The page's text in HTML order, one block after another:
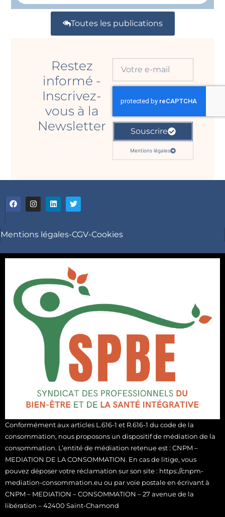
Toutes les publications
Restez
informé -
Inscrivez-
vous à la
Newsletter
Souscrire
Mentions légales
Mentions légales-CGV-Cookies
Conformément aux articles L.616-1 et R.616-1 du code de la
consommation, nous proposons un dispositif de médiation de la
consommation. L’entité de médiation retenue est : CNPM –
MEDIATION DE LA CONSOMMATION. En cas de litige, vous
pouvez déposer votre réclamation sur son site : https://cnpm-
mediation-consommation.eu ou par voie postale en écrivant à
CNPM – MEDIATION – CONSOMMATION – 27 avenue de la
libération – 42400 Saint-Chamond